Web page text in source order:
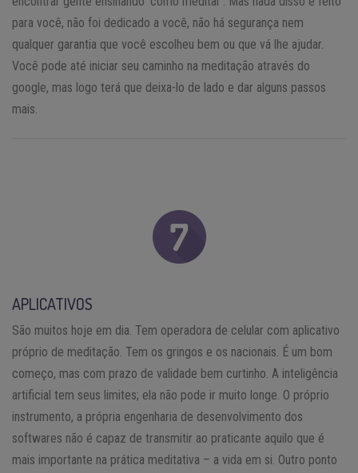
para você, não foi dedicado a você, não há segurança nem
qualquer garantia que você escolheu bem ou que vá lhe ajudar.
Você pode até iniciar seu caminho na meditação através do
google, mas logo terá que deixa-lo de lado e dar alguns passos
mais.
APLICATIVOS
São muitos hoje em dia. Tem operadora de celular com aplicativo
próprio de meditação. Tem os gringos e os nacionais. É um bom
começo, mas com prazo de validade bem curtinho. A inteligência
artificial tem seus limites; ela não pode ir muito longe. O próprio
instrumento, a própria engenharia de desenvolvimento dos
softwares não é capaz de transmitir ao praticante aquilo que é
mais importante na prática meditativa – a vida em si. Outro ponto